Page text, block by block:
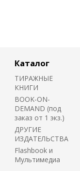
Каталог
ТИРАЖНЫЕ
КНИГИ
BOOK-ON-
DEMAND (под
заказ от 1 экз.)
ДРУГИЕ
ИЗДАТЕЛЬСТВА
Flashbook и
Мультимедиа